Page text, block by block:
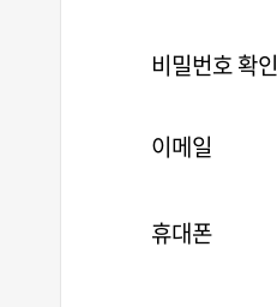
비밀번호 확인
이메일
휴대폰